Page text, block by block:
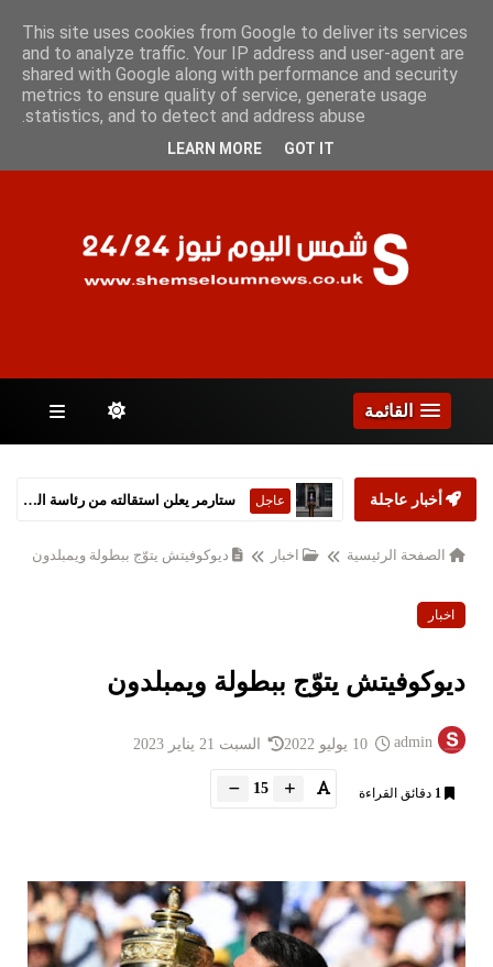
الخميس 6 أغسطس 2026
الصفحات
القائمة
أخبار عاجلة عاجل ستارمر يعلن استقالته من رئاسة الحكومة البريطانية
الصفحة الرئيسية اخبار ديوكوفيتش يتوّج ببطولة ويمبلدون
اخبار
ديوكوفيتش يتوّج ببطولة ويمبلدون
admin السبت 21 يناير 2023
1 دقائق القراءة 15
This site uses cookies from Google to deliver its services
and to analyze traffic. Your IP address and user-agent are
shared with Google along with performance and security
metrics to ensure quality of service, generate usage
statistics, and to detect and address abuse.
LEARN MORE GOT IT